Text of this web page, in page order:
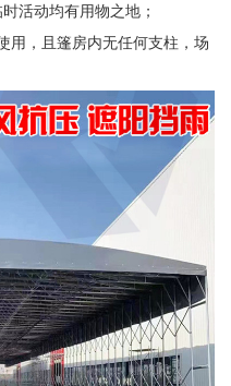
活动均有用物之地；
用，且篷房内无任何支柱，场